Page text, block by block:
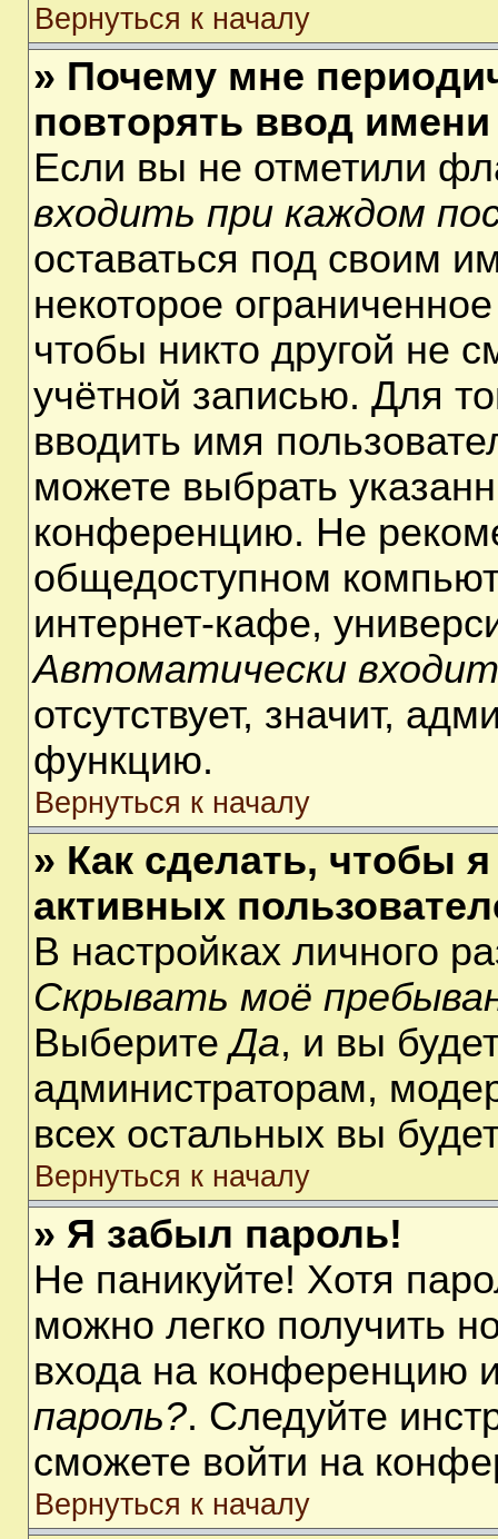
Вернуться к началу
» Почему мне
повторять ввод
Если вы не отметили
входить при каждом
оставаться под своим
некоторое
чтобы никто другой не
учётной записью. Для
вводить имя
можете выбрать
конференцию. Не
общедоступном
интернет-кафе,
Автоматически
отсутствует, значит,
функцию.
Вернуться к началу
» Как сделать, чтобы
активных
В настройках личного
Скрывать моё
ВыберитеДа, и вы
администраторам,
всех остальных вы
Вернуться к началу
» Я забыл пароль!
Не паникуйте! Хотя
можно легко получить
входа на конференцию
пароль?. Следуйте
сможете войти на
Вернуться к началу